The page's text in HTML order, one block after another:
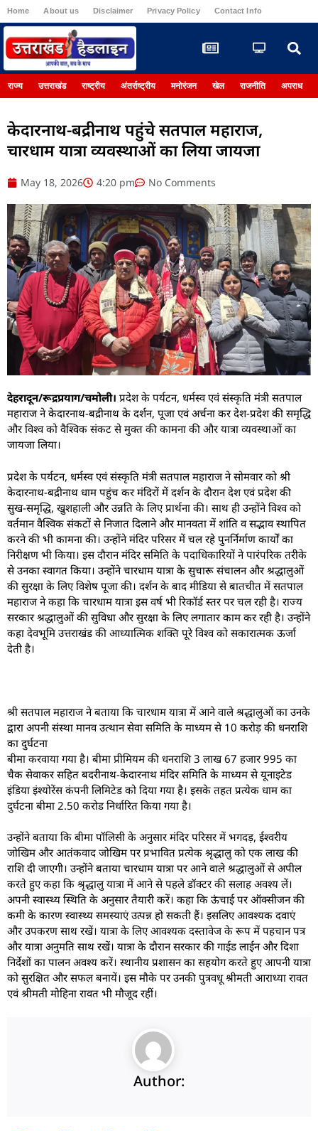
Home About us Disclaimer Privacy Policy Contact Info
राज्य उत्तराखंड राष्ट्रीय अंतर्राष्ट्रीय मनोरंजन खेल राजनीति अपराध
केदारनाथ-बद्रीनाथ पहुंचे सतपाल महाराज,
चारधाम यात्रा व्यवस्थाओं का लिया जायजा
May 18, 2026 4:20 pm No Comments
देहरादून/रूद्रप्रयाग/चमोली। प्रदेश के पर्यटन, धर्मस्व एवं संस्कृति मंत्री सतपाल
महाराज ने केदारनाथ-बद्रीनाथ के दर्शन, पूजा एवं अर्चना कर देश-प्रदेश की समृद्धि
और विश्व को वैश्विक संकट से मुक्त की कामना की और यात्रा व्यवस्थाओं का
जायजा लिया।
प्रदेश के पर्यटन, धर्मस्व एवं संस्कृति मंत्री सतपाल महाराज ने सोमवार को श्री
केदारनाथ-बद्रीनाथ धाम पहुंच कर मंदिरों में दर्शन के दौरान देश एवं प्रदेश की
सुख-समृद्धि, खुशहाली और उन्नति के लिए प्रार्थना की। साथ ही उन्होंने विश्व को
वर्तमान वैश्विक संकटों से निजात दिलाने और मानवता में शांति व सद्भाव स्थापित
करने की भी कामना की। उन्होंने मंदिर परिसर में चल रहे पुनर्निर्माण कार्यों का
निरीक्षण भी किया। इस दौरान मंदिर समिति के पदाधिकारियों ने पारंपरिक तरीके
से उनका स्वागत किया। उन्होंने चारधाम यात्रा के सुचारू संचालन और श्रद्धालुओं
की सुरक्षा के लिए विशेष पूजा की। दर्शन के बाद मीडिया से बातचीत में सतपाल
महाराज ने कहा कि चारधाम यात्रा इस वर्ष भी रिकॉर्ड स्तर पर चल रही है। राज्य
सरकार श्रद्धालुओं की सुविधा और सुरक्षा के लिए लगातार काम कर रही है। उन्होंने
कहा देवभूमि उत्तराखंड की आध्यात्मिक शक्ति पूरे विश्व को सकारात्मक ऊर्जा
देती है।
श्री सतपाल महाराज ने बताया कि चारधाम यात्रा में आने वाले श्रद्धालुओं का उनके
द्वारा अपनी संस्था मानव उत्थान सेवा समिति के माध्यम से 10 करोड़ की धनराशि
का दुर्घटना
बीमा करवाया गया है। बीमा प्रीमियम की धनराशि 3 लाख 67 हजार 995 का
चैक सेवाकर सहित बदरीनाथ-केदारनाथ मंदिर समिति के माध्यम से यूनाइटेड
इंडिया इंश्योरेंस कंपनी लिमिटेड को दिया गया है। इसके तहत प्रत्येक धाम का
दुर्घटना बीमा 2.50 करोड निर्धारित किया गया है।
उन्होंने बताया कि बीमा पॉलिसी के अनुसार मंदिर परिसर में भगदड़, ईश्वरीय
जोखिम और आतंकवाद जोखिम पर प्रभावित प्रत्येक श्रृद्धालु को एक लाख की
राशि दी जाएगी। उन्होंने बताया चारधाम यात्रा पर आने वाले श्रद्धालुओं से अपील
करते हुए कहा कि श्रृद्धालु यात्रा में आने से पहले डॉक्टर की सलाह अवश्य लें।
अपनी स्वास्थ्य स्थिति के अनुसार तैयारी करें। कहा कि ऊंचाई पर ऑक्सीजन की
कमी के कारण स्वास्थ्य समस्याएं उत्पन्न हो सकती हैं। इसलिए आवश्यक दवाएं
और उपकरण साथ रखें। यात्रा के लिए आवश्यक दस्तावेज के रूप में पहचान पत्र
और यात्रा अनुमति साथ रखें। यात्रा के दौरान सरकार की गाईड लाईन और दिशा
निर्देशों का पालन अवश्य करें। स्थानीय प्रशासन का सहयोग करते हुए आपनी यात्रा
को सुरक्षित और सफल बनायें। इस मौके पर उनकी पुत्रवधू श्रीमती आराध्या रावत
एवं श्रीमती मोहिना रावत भी मौजूद रहीं।
Author: